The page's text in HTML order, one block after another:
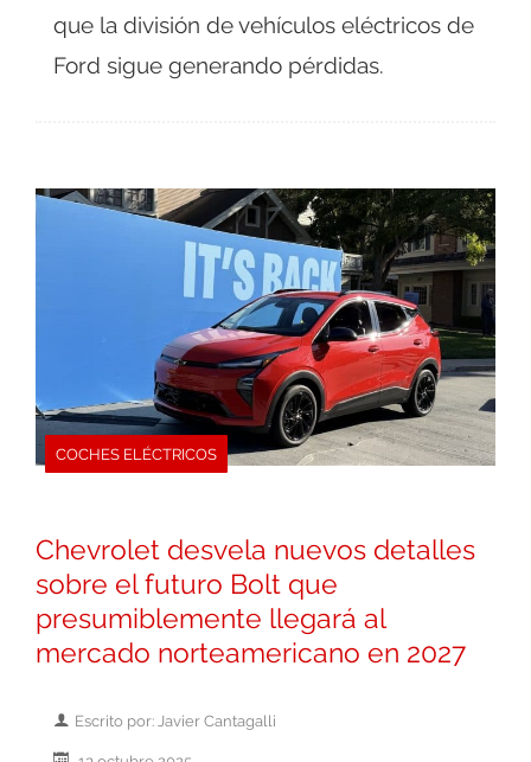
que la división de vehículos eléctricos de
Ford sigue generando pérdidas.
COCHES ELÉCTRICOS
Chevrolet desvela nuevos detalles
sobre el futuro Bolt que
presumiblemente llegará al
mercado norteamericano en 2027
Escrito por: Javier Cantagalli